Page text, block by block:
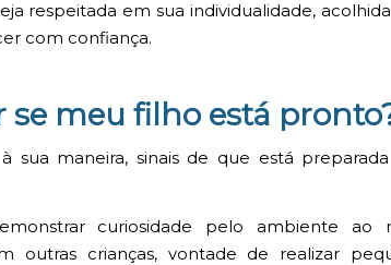
respeitada em sua individualidade,
com confiança.
se meu filho está
sua maneira, sinais de que está
curiosidade pelo ambiente ao
outras crianças, vontade de realizar